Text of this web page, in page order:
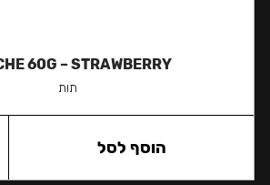
60G – STRAWBERRY
תות
הוסף לסל